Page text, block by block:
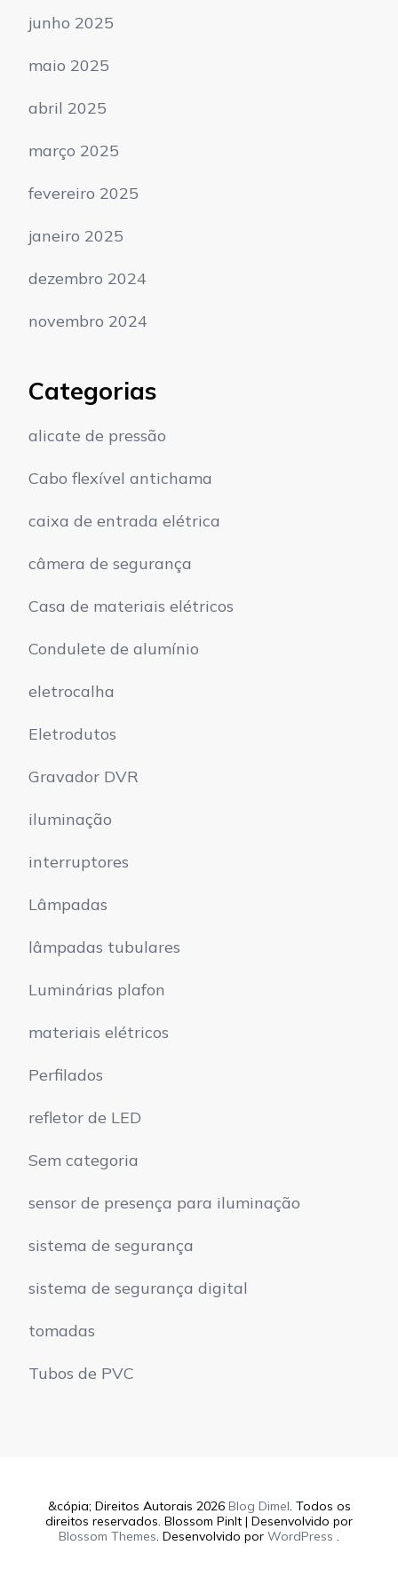
junho 2025
maio 2025
abril 2025
março 2025
fevereiro 2025
janeiro 2025
dezembro 2024
novembro 2024
Categorias
alicate de pressão
Cabo flexível antichama
caixa de entrada elétrica
câmera de segurança
Casa de materiais elétricos
Condulete de alumínio
eletrocalha
Eletrodutos
Gravador DVR
iluminação
interruptores
Lâmpadas
lâmpadas tubulares
Luminárias plafon
materiais elétricos
Perfilados
refletor de LED
Sem categoria
sensor de presença para iluminação
sistema de segurança
sistema de segurança digital
tomadas
Tubos de PVC
&cópia; Direitos Autorais 2026 Blog Dimel. Todos os
direitos reservados. Blossom PinIt | Desenvolvido por
Blossom Themes. Desenvolvido por WordPress .